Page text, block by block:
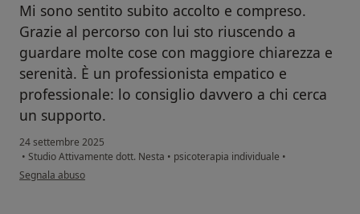
Mi sono sentito subito accolto e compreso.
Grazie al percorso con lui sto riuscendo a
guardare molte cose con maggiore chiarezza e
serenità. È un professionista empatico e
professionale: lo consiglio davvero a chi cerca
un supporto.
24 settembre 2025
• Studio Attivamente dott. Nesta • psicoterapia individuale •
secondo l'opinione dell'utente Marco S.
Segnala abuso